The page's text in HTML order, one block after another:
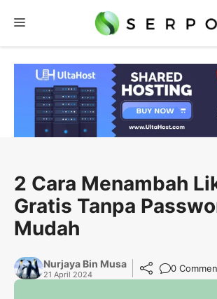
Menu
2 Cara Menambah
Gratis Tanpa
Mudah
Nurjaya Bin Musa
21 April 2024
0